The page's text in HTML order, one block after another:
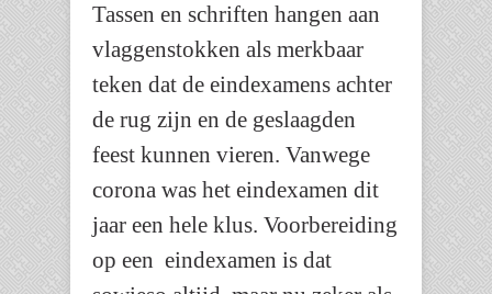
Tassen en schriften hangen aan
vlaggenstokken als merkbaar
teken dat de eindexamens achter
de rug zijn en de geslaagden
feest kunnen vieren. Vanwege
corona was het eindexamen dit
jaar een hele klus. Voorbereiding
op een eindexamen is dat